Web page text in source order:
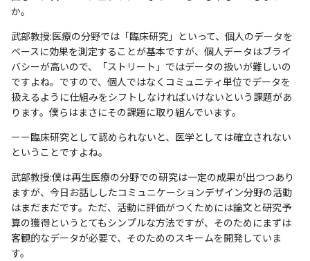
か。
武部教授:医療の分野では「臨床研究」といって、個人のデータを
ベースに効果を測定することが基本ですが、個人データはブライ
バシーが高いので、「ストリート」ではデータの扱いが難しいの
ですよね。ですので、個人ではなくコミュニティ単位でデータを
扱えるように仕組みをシフトしなければいけないという課題があ
ります。僕らはまさにその課題に取り組んでいます。
ーー臨床研究として認められないと、医学としては確立されない
ということですよね。
武部教授:僕は再生医療の分野での研究は一定の成果が出つつあり
ますが、今日お話ししたコミュニケーションデザイン分野の活動
はまだまだです。ただ、活動に評価がつくためには論文と研究予
算の獲得というとてもシンプルな方法ですが、そのためにまずは
客観的なデータが必要で、そのためのスキームを開発していま
す。